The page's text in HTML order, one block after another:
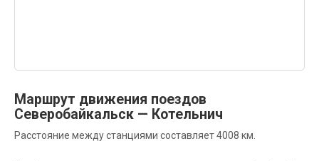
Маршрут движения поездов
Северобайкальск — Котельнич
Расстояние между станциями составляет 4008 км.